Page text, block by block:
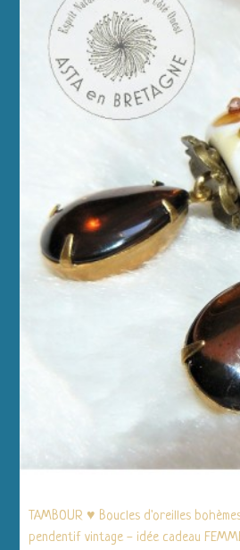
TAMBOUR ♥ Boucles d'oreilles
pendentif vintage - idée cadeau